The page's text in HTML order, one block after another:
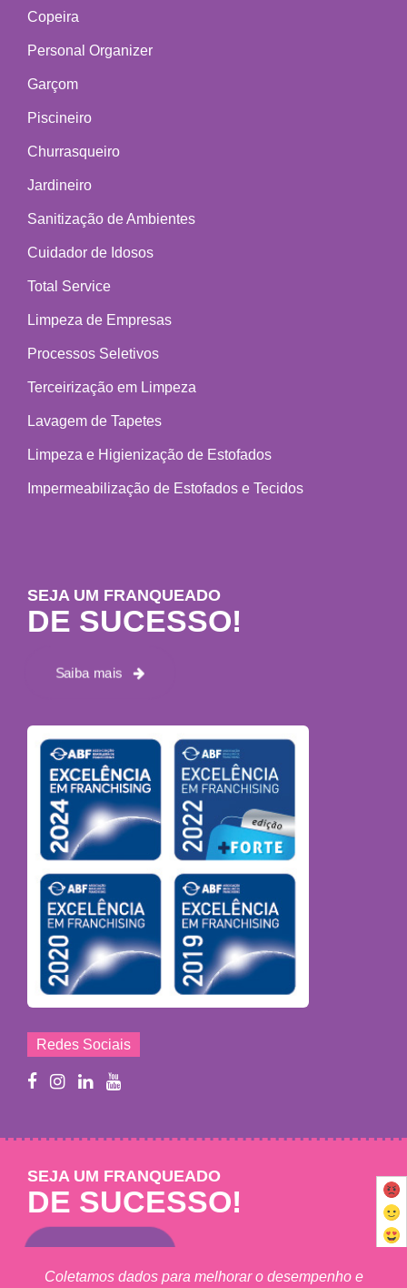
Copeira
Personal Organizer
Garçom
Piscineiro
Churrasqueiro
Jardineiro
Sanitização de Ambientes
Cuidador de Idosos
Total Service
Limpeza de Empresas
Processos Seletivos
Terceirização em Limpeza
Lavagem de Tapetes
Limpeza e Higienização de Estofados
Impermeabilização de Estofados e Tecidos
SEJA UM FRANQUEADO
DE SUCESSO!
Saiba mais
Redes Sociais
SEJA UM FRANQUEADO
DE SUCESSO!
Coletamos dados para melhorar o desempenho e